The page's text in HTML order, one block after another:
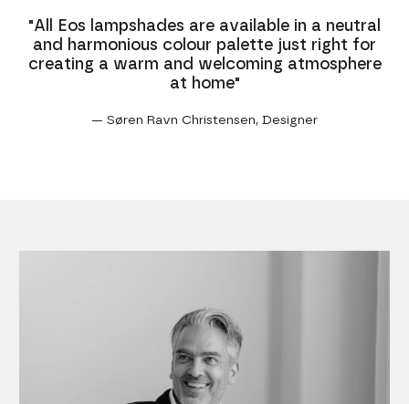
"All Eos lampshades are available in a neutral
and harmonious colour palette just right for
creating a warm and welcoming atmosphere
at home"
— Søren Ravn Christensen, Designer